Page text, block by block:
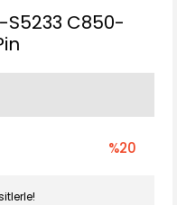
C850-
%20